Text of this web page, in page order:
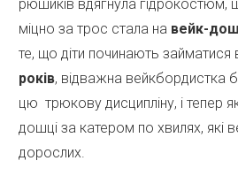
рюшиків вдягнула гідрокостюм,
міцно за трос стала на вейк-
те, що діти починають займатися
років, відважна вейкбордистка
цю трюкову дисципліну, і тепер
дошці за катером по хвилях, які
дорослих.